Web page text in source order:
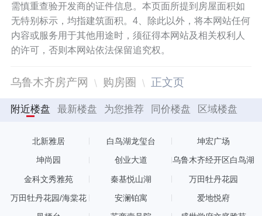
需慎重查验开发商的证件信息。本页面所提到房屋面积如
无特别标示，均指建筑面积。4、除此以外，将本网站任何
内容或服务用于其他用途时，须征得本网站及相关权利人
的许可，否则本网站依法保留追究权。
乌鲁木齐房产网 购房圈 正文页
附近楼盘 最新楼盘 为您推荐 同价楼盘 区域楼盘
北新雅居 白鸟湖龙玺台 坤宏广场
坤尚园 创业大道
乌鲁木齐经开区白鸟湖
金科文秀雅苑 秦基悦山湖 万田牡丹花园
万田牡丹花园/海棠花
安澜铂寓 爱地悦府